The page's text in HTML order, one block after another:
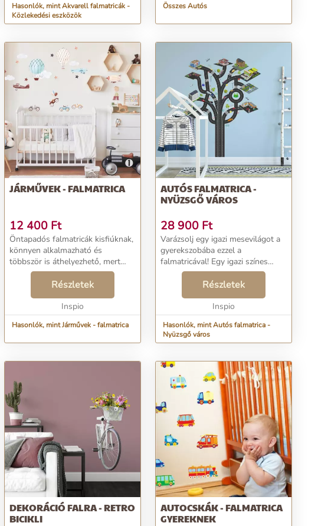
Hasonlók, mint Akvarell falmatricák -
Közlekedési eszközök
Összes Autós
JÁRMŰVEK - FALMATRICA
12 400 Ft
Öntapadós falmatricák kisfiúknak,
könnyen alkalmazható és
többször is áthelyezhető, mert
nálunk a minőség a fontos!...
Részletek
Inspio
Hasonlók, mint Járművek - falmatrica
AUTÓS FALMATRICA -
NYÜZSGŐ VÁROS
28 900 Ft
Varázsolj egy igazi mesevilágot a
gyerekszobába ezzel a
falmatricával! Egy igazi színes
város, színes autókkal és
épületekkel....Részletek
Inspio
Hasonlók, mint Autós falmatrica -
Nyüzsgő város
DEKORÁCIÓ FALRA - RETRO
BICIKLI
AUTOCSKÁK - FALMATRICA
GYEREKNEK